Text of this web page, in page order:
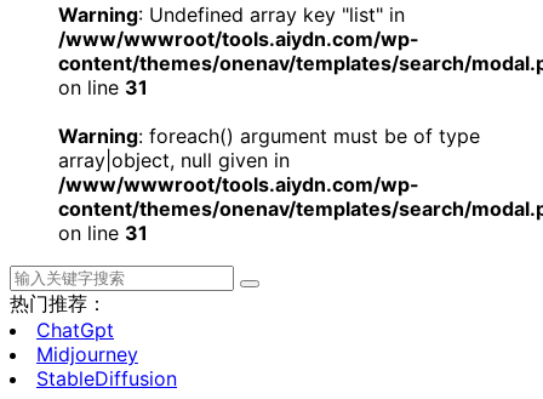
Warning: Undefined array key "list" in
/www/wwwroot/tools.aiydn.com/wp-
content/themes/onenav/templates/search/
on line 31
Warning: foreach() argument must be of type
array|object, null given in
/www/wwwroot/tools.aiydn.com/wp-
content/themes/onenav/templates/search/
on line 31
热门推荐：
ChatGpt
Midjourney
StableDiffusion